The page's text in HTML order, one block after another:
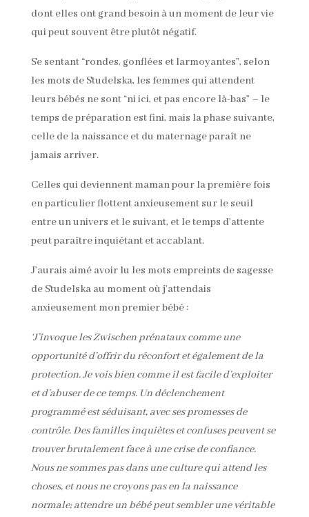
dont elles ont grand besoin à un moment de leur vie
qui peut souvent être plutôt négatif.
Se sentant “rondes, gonflées et larmoyantes”, selon
les mots de Studelska, les femmes qui attendent
leurs bébés ne sont “ni ici, et pas encore là-bas” – le
temps de préparation est fini, mais la phase suivante,
celle de la naissance et du maternage paraît ne
jamais arriver.
Celles qui deviennent maman pour la première fois
en particulier flottent anxieusement sur le seuil
entre un univers et le suivant, et le temps d’attente
peut paraître inquiétant et accablant.
J’aurais aimé avoir lu les mots empreints de sagesse
de Studelska au moment où j’attendais
anxieusement mon premier bébé :
‘J’invoque les Zwischen prénataux comme une
opportunité d’offrir du réconfort et également de la
protection. Je vois bien comme il est facile d’exploiter
et d’abuser de ce temps. Un déclenchement
programmé est séduisant, avec ses promesses de
contrôle. Des familles inquiètes et confuses peuvent se
trouver brutalement face à une crise de confiance.
Nous ne sommes pas dans une culture qui attend les
choses, et nous ne croyons pas en la naissance
normale; attendre un bébé peut sembler une véritable